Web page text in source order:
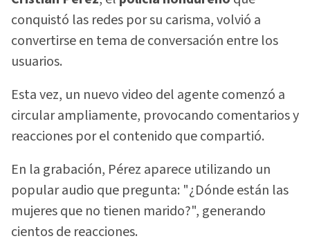
conquistó las redes por su carisma, volvió a
convertirse en tema de conversación entre los
usuarios.
Esta vez, un nuevo video del agente comenzó a
circular ampliamente, provocando comentarios y
reacciones por el contenido que compartió.
En la grabación, Pérez aparece utilizando un
popular audio que pregunta: "¿Dónde están las
mujeres que no tienen marido?", generando
cientos de reacciones.